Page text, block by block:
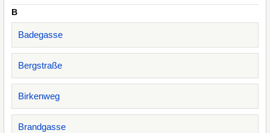
B
Badegasse
Bergstraße
Birkenweg
Brandgasse